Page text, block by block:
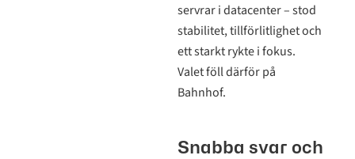
servrar i datacenter – stod
stabilitet, tillförlitlighet och
ett starkt rykte i fokus.
Valet föll därför på
Bahnhof.
Snabba svar och